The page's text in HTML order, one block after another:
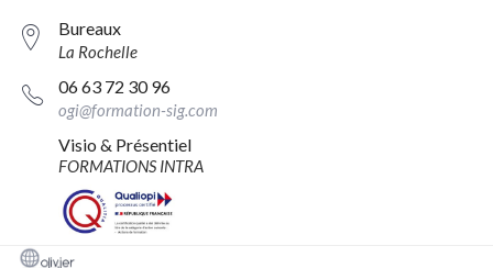
Bureaux
La Rochelle
06 63 72 30 96
ogi@formation-sig.com
Visio & Présentiel
FORMATIONS INTRA